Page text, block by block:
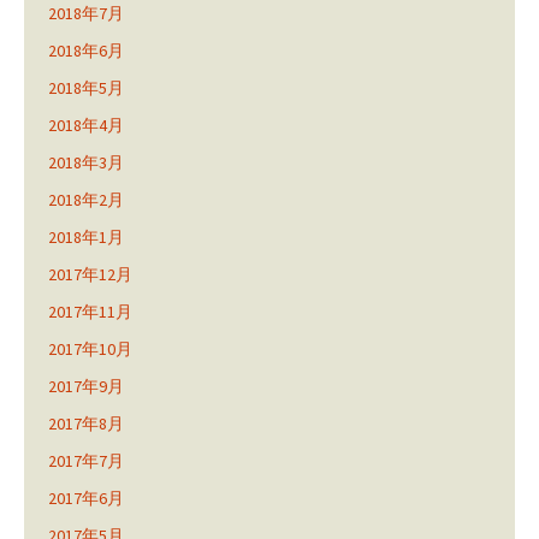
2018年7月
2018年6月
2018年5月
2018年4月
2018年3月
2018年2月
2018年1月
2017年12月
2017年11月
2017年10月
2017年9月
2017年8月
2017年7月
2017年6月